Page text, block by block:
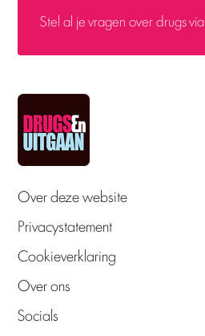
Stel al je vragen over drugs via
Over deze website
Privacystatement
Cookieverklaring
Over ons
Socials